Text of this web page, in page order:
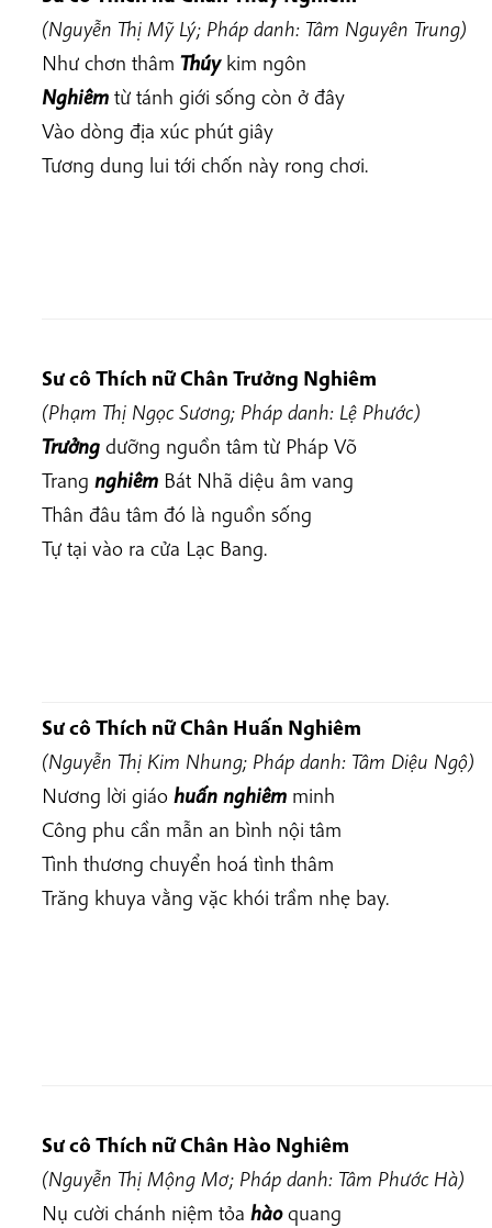
(Nguyễn Thị Mỹ Lý; Pháp danh: Tâm Nguyên Trung)
Như chơn thâm Thúykim ngôn
Nghiêm từ tánh giới sống còn ở đây
Vào dòng địa xúc phút giây
Tương dung lui tới chốn này rong chơi.
Sư cô Thích nữChân Trưởng Nghiêm
(Phạm Thị Ngọc Sương; Pháp danh: Lệ Phước)
Trưởng dưỡng nguồn tâm từ Pháp Võ
Trang nghiêm Bát Nhã diệu âm vang
Thân đâu tâm đó là nguồn sống
Tự tại vào ra cửa Lạc Bang.
Sư cô Thích nữChân Huấn Nghiêm
(Nguyễn Thị Kim Nhung; Pháp danh: Tâm Diệu Ngộ)
Nương lời giáo huấn nghiêm minh
Công phu cần mẫn an bình nội tâm
Tình thương chuyển hoá tình thâm
Trăng khuya vằng vặc khói trầm nhẹ bay.
Sư cô Thích nữChân Hào Nghiêm
(Nguyễn Thị Mộng Mơ; Pháp danh: Tâm Phước Hà)
Nụ cười chánh niệm tỏa hàoquang